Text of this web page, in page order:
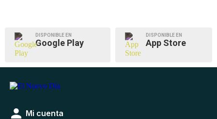
DISPONIBLE EN
Google Play
DISPONIBLE EN
App Store
Mi cuenta